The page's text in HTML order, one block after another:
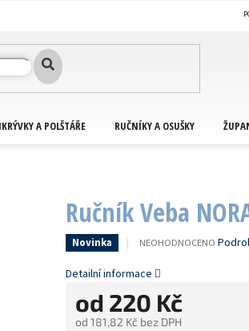
A POLŠTÁŘE RUČNÍKY A OSUŠKY
Ručník Veba
Novinka
PRŮMĚRNÉ
PRODUKTU
JE
0,0
Z
5
NEOHODNOCENO
od 220 Kč
od 181,82 Kč bez DPH
Detailní informace